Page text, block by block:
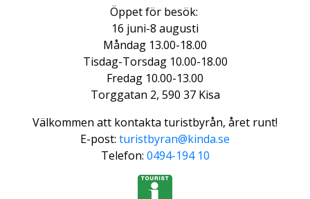
Öppet för besök:
16 juni-8 augusti
Måndag 13.00-18.00
Tisdag-Torsdag 10.00-18.00
Fredag 10.00-13.00
Torggatan 2, 590 37 Kisa
Välkommen att kontakta turistbyrån, året runt!
E-post: turistbyran@kinda.se
Telefon: 0494-194 10